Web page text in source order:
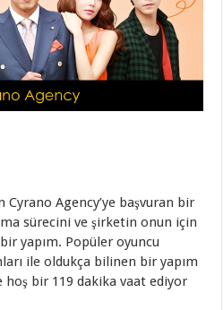
Agency’ye başvuran bir
sürecini ve şirketin onun için
yapım. Popüler oyuncu
ile oldukça bilinen bir yapım
bir 119 dakika vaat ediyor